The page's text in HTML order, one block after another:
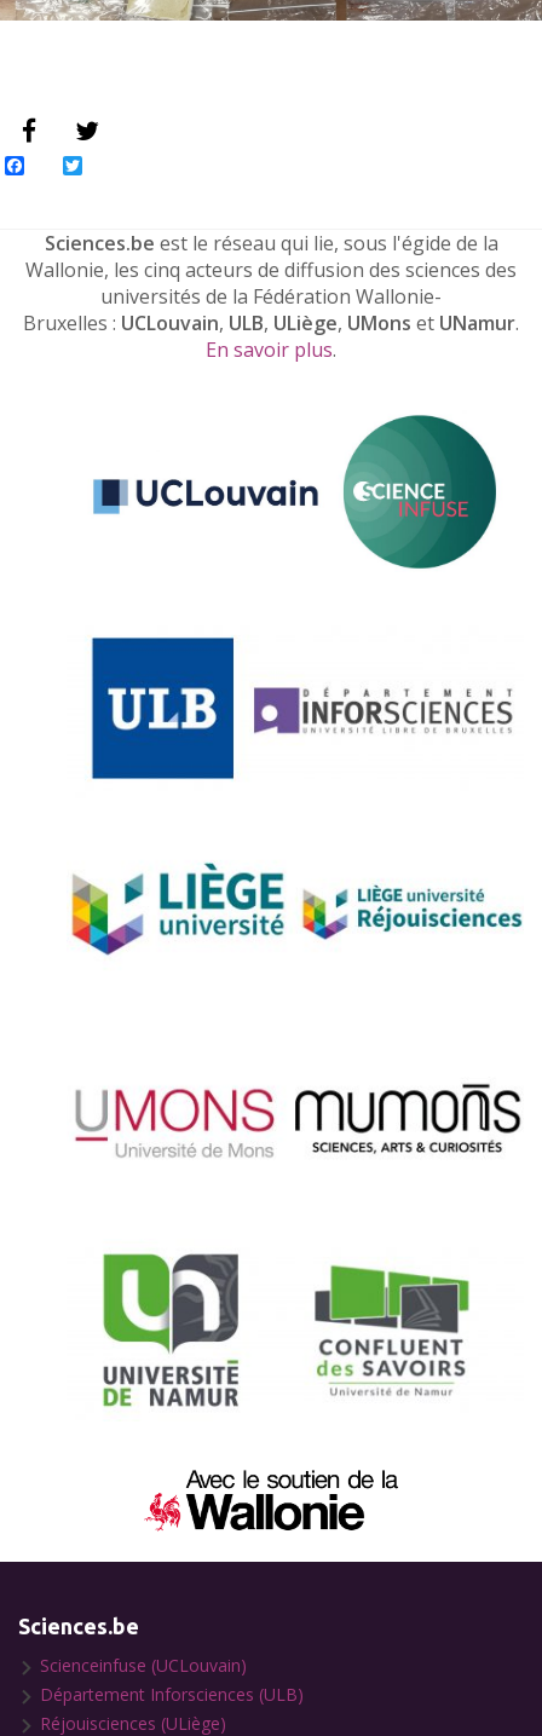
Facebook
Sciences.be est le réseau qui lie, sous l'égide de la
Wallonie, les cinq acteurs de diffusion des sciences des
universités de la Fédération Wallonie-
Bruxelles : UCLouvain, ULB, ULiège, UMons et UNamur.
En savoir plus.
Sciences.be
Scienceinfuse (UCLouvain)
Département Inforsciences (ULB)
Réjouisciences (ULiège)